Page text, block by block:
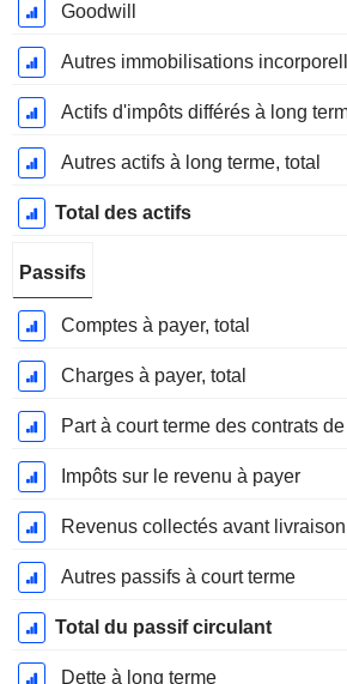
Goodwill
Autres immobilisations
Actifs d'impôts différés à long
Autres actifs à long terme, total
Total des actifs
Passifs
Comptes à payer, total
Charges à payer, total
Part à court terme des contrats
Impôts sur le revenu à payer
Autres passifs à court terme
Total du passif circulant
Dette à long terme